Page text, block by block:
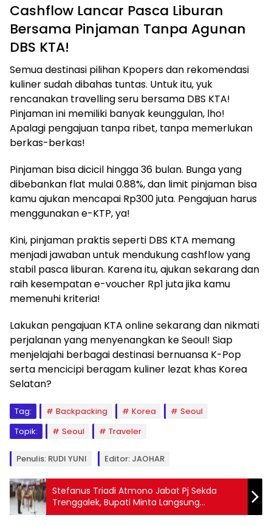
Cashflow Lancar Pasca Liburan
Bersama Pinjaman Tanpa Agunan
DBS KTA!
Semua destinasi pilihan Kpopers dan rekomendasi
kuliner sudah dibahas tuntas. Untuk itu, yuk
rencanakan travelling seru bersama DBS KTA!
Pinjaman ini memiliki banyak keunggulan, lho!
Apalagi pengajuan tanpa ribet, tanpa memerlukan
berkas-berkas!
Pinjaman bisa dicicil hingga 36 bulan. Bunga yang
dibebankan flat mulai 0.88%, dan limit pinjaman bisa
kamu ajukan mencapai Rp300 juta. Pengajuan harus
menggunakan e-KTP, ya!
Kini, pinjaman praktis seperti DBS KTA memang
menjadi jawaban untuk mendukung cashflow yang
stabil pasca liburan. Karena itu, ajukan sekarang dan
raih kesempatan e-voucher Rp1 juta jika kamu
memenuhi kriteria!
Lakukan pengajuan KTA online sekarang dan nikmati
perjalanan yang menyenangkan ke Seoul! Siap
menjelajahi berbagai destinasi bernuansa K-Pop
serta mencicipi beragam kuliner lezat khas Korea
Selatan?
Tag: Backpacking Korea
Seoul
Topik:
Seoul Traveler
Penulis: RUDI YUNI Editor: JAOHAR
Stefanus Triadi Atmono Jabat Pj Sekda
Trenggalek, Bupati Minta Langsung
Tuntaskan Tugas Strategis